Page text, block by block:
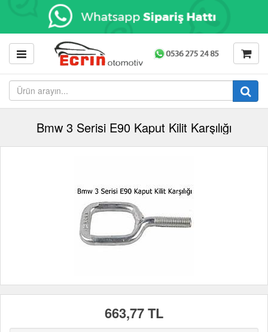
Bmw 3 Serisi E90 Kaput Kilit Karşılığı
663,77 TL